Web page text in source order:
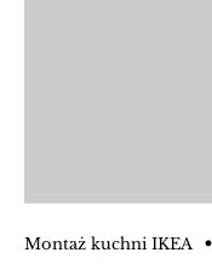
Montaż kuchni IKEA